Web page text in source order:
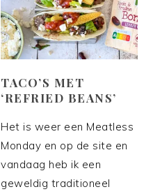
TACO’S MET
‘REFRIED BEANS’
Het is weer een Meatless
Monday en op de site en
vandaag heb ik een
geweldig traditioneel